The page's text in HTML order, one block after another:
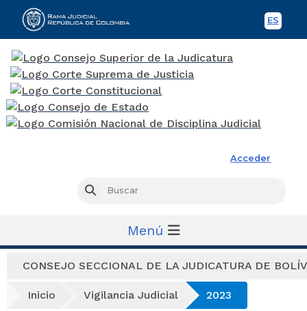
ES
Acceder
Buscar
Menú
CONSEJO SECCIONAL DE LA JUDICATURA DE
Inicio Vigilancia Judicial 2023